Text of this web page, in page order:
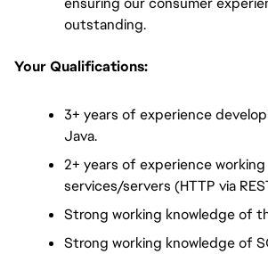
outstanding.
Your Qualifications:
3+ years of experience
Java.
2+ years of experience working
services/servers (HTTP via
Strong working knowledge of
Strong working knowledge of